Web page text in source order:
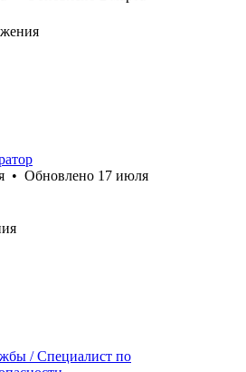
• Обновлено 17 июля
/ Специалист по